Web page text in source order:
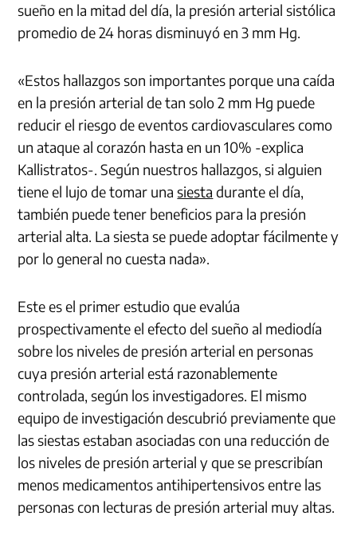
sueño en la mitad del día, la presión arterial sistólica
promedio de 24 horas disminuyó en 3 mm Hg.
«Estos hallazgos son importantes porque una caída
en la presión arterial de tan solo 2 mm Hg puede
reducir el riesgo de eventos cardiovasculares como
un ataque al corazón hasta en un 10% -explica
Kallistratos-. Según nuestros hallazgos, si alguien
tiene el lujo de tomar unasiesta durante el día,
también puede tener beneficios para la presión
arterial alta. La siesta se puede adoptar fácilmente y
por lo general no cuesta nada».
Este es el primer estudio que evalúa
prospectivamente el efecto del sueño al mediodía
sobre los niveles de presión arterial en personas
cuya presión arterial está razonablemente
controlada, según los investigadores. El mismo
equipo de investigación descubrió previamente que
las siestas estaban asociadas con una reducción de
los niveles de presión arterial y que se prescribían
menos medicamentos antihipertensivos entre las
personas con lecturas de presión arterial muy altas.